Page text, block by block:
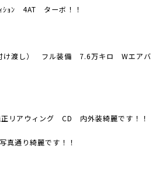
ｼｮﾝ 4AT ターボ！！
け渡し） フル装備 7.6万キロ Wエアバ
正リアウィング CD 内外装綺麗です！！
真通り綺麗です！！